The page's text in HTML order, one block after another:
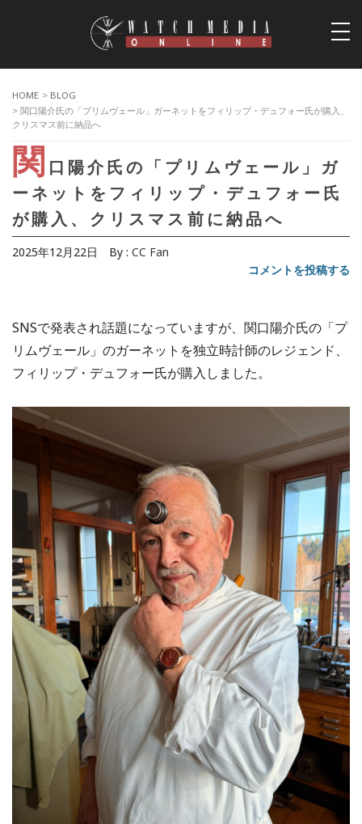
HOME > BLOG
> 関口陽介氏の「プリムヴェール」ガーネットをフィリップ・デュフォー氏が購入、
クリスマス前に納品へ
関
口陽介氏の「プリムヴェール」ガ
ーネットをフィリップ・デュフォー氏
が購入、クリスマス前に納品へ
2025年12月22日 By : CC Fan
コメントを投稿する
SNSで発表され話題になっていますが、関口陽介氏の「プ
リムヴェール」のガーネットを独立時計師のレジェンド、
フィリップ・デュフォー氏が購入しました。